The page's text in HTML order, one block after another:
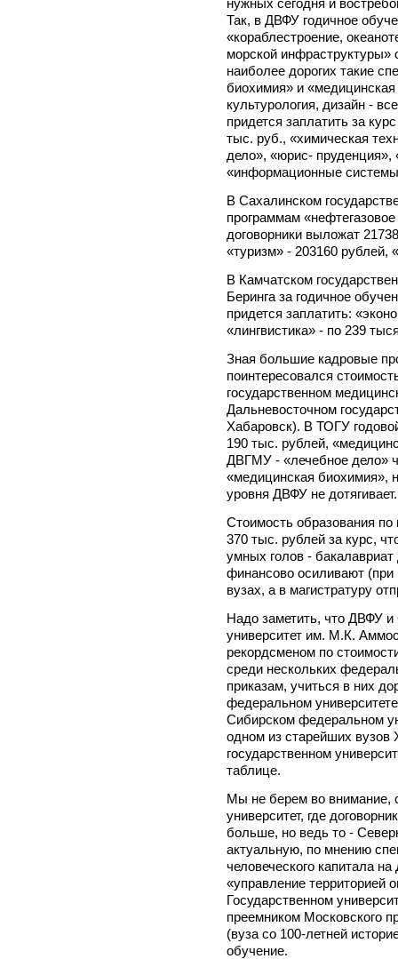
Так, в ДВФУ годичное
«кораблестроение,
морской инфраструктуры»
наиболее дорогих такие
биохимия» и
культурология, дизайн -
придется заплатить за
тыс. руб., «химическая
дело», «юрис- пруденция»,
«информационные
В Сахалинском
программам
договорники выложат
«туризм» - 203160 рублей,
В Камчатском
Беринга за годичное
придется заплатить:
«лингвистика» - по 239
Зная большие кадровые
поинтересовался
государственном
Дальневосточном
Хабаровск). В ТОГУ
190 тыс. рублей,
ДВГМУ - «лечебное дело»
«медицинская биохимия»,
уровня ДВФУ не дотягивает.
Стоимость образования
370 тыс. рублей за курс,
умных голов -
финансово осиливают (при
вузах, а в магистратуру
Надо заметить, что ДВФУ
университет им. М.К.
рекордсменом по
среди нескольких
приказам, учиться в них
федеральном
Сибирском федеральном
одном из старейших вузов
государственном
таблице.
Мы не берем во внимание,
университет, где
больше, но ведь то -
актуальную, по мнению
человеческого капитала
«управление территорией
Государственном
преемником Московского
(вуза со 100-летней
обучение.